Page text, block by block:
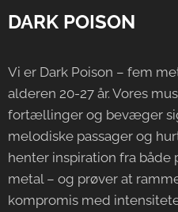
DARK POISON
Vi er Dark Poison – fem
alderen 20-27 år. Vores
fortællinger og bevæger
melodiske passager og
henter inspiration fra både
metal – og prøver at
kompromis med